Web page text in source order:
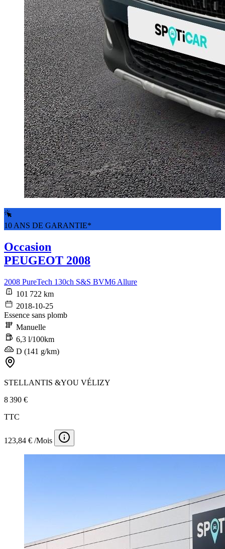
10 ANS DE GARANTIE*
Occasion
PEUGEOT 2008
2008 PureTech 130ch S&S BVM6 Allure
101 722 km
2018-10-25
Essence sans plomb
Manuelle
6,3 l/100km
D (141 g/km)
STELLANTIS &YOU VÉLIZY
8 390 €
TTC
123,84 € /Mois